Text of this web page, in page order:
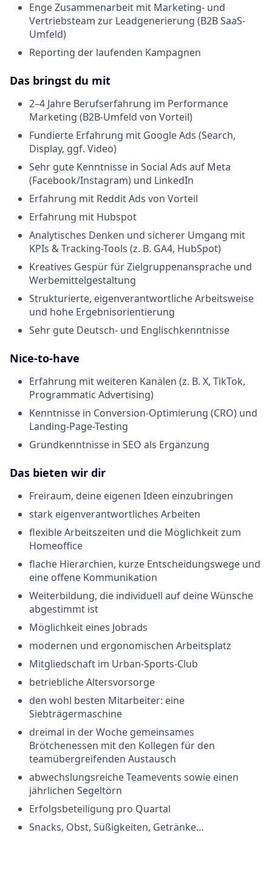
Enge Zusammenarbeit mit Marketing- und
Vertriebsteam zur Leadgenerierung (B2B SaaS-
Umfeld)
Reporting der laufenden Kampagnen
Das bringst du mit
2–4 Jahre Berufserfahrung im Performance
Marketing (B2B-Umfeld von Vorteil)
Fundierte Erfahrung mit Google Ads (Search,
Display, ggf. Video)
Sehr gute Kenntnisse in Social Ads auf Meta
(Facebook/Instagram) und LinkedIn
Erfahrung mit Reddit Ads von Vorteil
Erfahrung mit Hubspot
Analytisches Denken und sicherer Umgang mit
KPIs & Tracking-Tools (z. B. GA4, HubSpot)
Kreatives Gespür für Zielgruppenansprache und
Werbemittelgestaltung
Strukturierte, eigenverantwortliche Arbeitsweise
und hohe Ergebnisorientierung
Sehr gute Deutsch- und Englischkenntnisse
Nice-to-have
Erfahrung mit weiteren Kanälen (z. B. X, TikTok,
Programmatic Advertising)
Kenntnisse in Conversion-Optimierung (CRO) und
Landing-Page-Testing
Grundkenntnisse in SEO als Ergänzung
Das bieten wir dir
Freiraum, deine eigenen Ideen einzubringen
stark eigenverantwortliches Arbeiten
flexible Arbeitszeiten und die Möglichkeit zum
Homeoffice
flache Hierarchien, kurze Entscheidungswege und
eine offene Kommunikation
Weiterbildung, die individuell auf deine Wünsche
abgestimmt ist
Möglichkeit eines Jobrads
modernen und ergonomischen Arbeitsplatz
Mitgliedschaft im Urban-Sports-Club
betriebliche Altersvorsorge
den wohl besten Mitarbeiter: eine
Siebträgermaschine
dreimal in der Woche gemeinsames
Brötchenessen mit den Kollegen für den
teamübergreifenden Austausch
abwechslungsreiche Teamevents sowie einen
jährlichen Segeltörn
Erfolgsbeteiligung pro Quartal
Snacks, Obst, Süßigkeiten, Getränke…